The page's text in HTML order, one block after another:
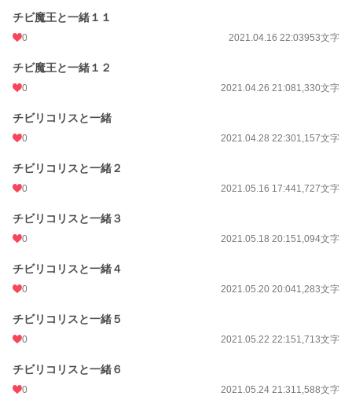
チビ魔王と一緒１１
0 2021.04.16 22:03953文字
チビ魔王と一緒１２
0 2021.04.26 21:081,330文字
チビリコリスと一緒
0 2021.04.28 22:301,157文字
チビリコリスと一緒２
0 2021.05.16 17:441,727文字
チビリコリスと一緒３
0 2021.05.18 20:151,094文字
チビリコリスと一緒４
0 2021.05.20 20:041,283文字
チビリコリスと一緒５
0 2021.05.22 22:151,713文字
チビリコリスと一緒６
0 2021.05.24 21:311,588文字